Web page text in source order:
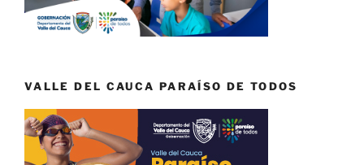
VALLE DEL CAUCA PARAÍSO DE TODOS